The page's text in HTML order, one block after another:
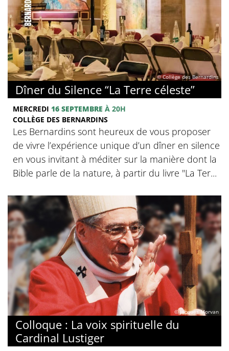
© Collège des Bernardins
Dîner du Silence “La Terre céleste”
MERCREDI 16 SEPTEMBRE À 20H
COLLÈGE DES BERNARDINS
Les Bernardins sont heureux de vous proposer
de vivre l’expérience unique d’un dîner en silence
en vous invitant à méditer sur la manière dont la
Bible parle de la nature, à partir du livre "La Ter...
© Jacques Morvan
Colloque : La voix spirituelle du
Cardinal Lustiger